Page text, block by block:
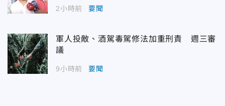
2小時前 要聞
軍人投敵、酒駕毒駕修法加重刑責 週三審
議
9小時前 要聞